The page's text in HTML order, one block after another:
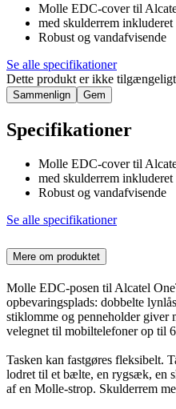
Molle EDC-cover til
med skulderrem inkluderet
Robust og vandafvisende
Se alle specifikationer
Dette produkt er ikke tilgængeligt
Sammenlign Gem
Specifikationer
Molle EDC-cover til
med skulderrem inkluderet
Robust og vandafvisende
Se alle specifikationer
Mere om produktet
Molle EDC-posen til Alcatel
opbevaringsplads: dobbelte
stiklomme og penneholder giver
velegnet til mobiltelefoner op til
Tasken kan fastgøres fleksibelt.
lodret til et bælte, en rygsæk, en
af en Molle-strop. Skulderrem